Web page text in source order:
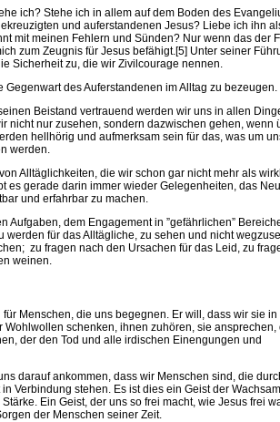
ich? Stehe ich in allem auf dem Boden des
und auferstandenen Jesus? Liebe ich ihn
mit meinen Fehlern und Sünden? Nur wenn das der
zum Zeugnis für Jesus befähigt.[5] Unter seiner
Sicherheit zu, die wir Zivilcourage nennen.
Gegenwart des Auferstandenen im Alltag zu bezeugen.
Beistand vertrauend werden wir uns in allen
nicht nur zusehen, sondern dazwischen gehen, wenn
hellhörig und aufmerksam sein für das, was um
werden.
Alltäglichkeiten, die wir schon gar nicht mehr als
es gerade darin immer wieder Gelegenheiten, das
und erfahrbar zu machen.
Aufgaben, dem Engagement in ”gefährlichen”
werden für das Alltägliche, zu sehen und nicht
zu fragen nach den Ursachen für das Leid, zu
weinen.
Menschen, die uns begegnen. Er will, dass wir sie in
schenken, ihnen zuhören, sie ansprechen,
der den Tod und alle irdischen Einengungen und
darauf ankommen, dass wir Menschen sind, die
Verbindung stehen. Es ist dies ein Geist der
Ein Geist, der uns so frei macht, wie Jesus frei
der Menschen seiner Zeit.